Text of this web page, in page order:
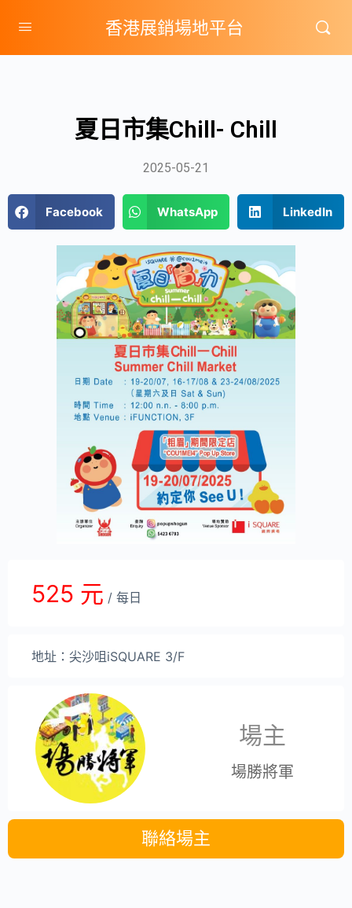
香港展銷場地平台
夏日市集Chill- Chill
2025-05-21
Facebook WhatsApp LinkedIn
525 元 / 每日
地址：尖沙咀iSQUARE 3/F
場主
場勝將軍
聯絡場主